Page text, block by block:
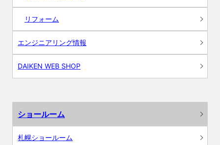
リフォーム
エンジニアリング情報
DAIKEN WEB SHOP
ショールーム
札幌ショールーム